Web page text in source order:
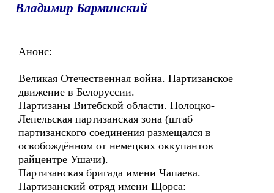
Владимир Барминский
Анонс:
Великая Отечественная война. Партизанское
движение в Белоруссии.
Партизаны Витебской области. Полоцко-
Лепельская партизанская зона (штаб
партизанского соединения размещался в
освобождённом от немецких оккупантов
райцентре Ушачи).
Партизанская бригада имени Чапаева.
Партизанский отряд имени Щорса: